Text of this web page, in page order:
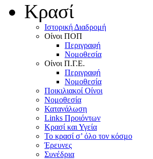
Κρασί
Iστορική Διαδρομή
Oίνοι ΠOΠ
Περιγραφή
Nομοθεσία
Oίνοι Π.Γ.E.
Περιγραφή
Νομοθεσία
Ποικιλιακοί Oίνοι
Nομοθεσία
Κατανάλωση
Links Προιόντων
Κρασί και Υγεία
To κρασί σ’ όλο τον κόσμο
Έρευνες
Συνέδρια